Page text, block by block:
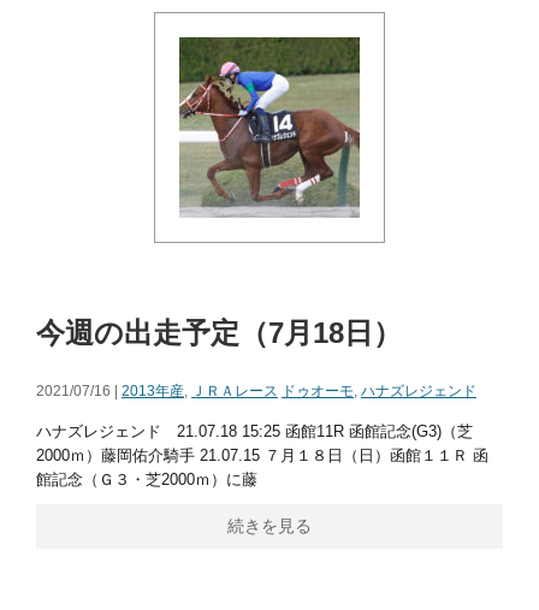
今週の出走予定（7月18日）
2021/07/16 | 2013年産, ＪＲＡレース ドゥオーモ, ハナズレジェンド
ハナズレジェンド 21.07.18 15:25 函館11R 函館記念(G3)（芝
2000ｍ）藤岡佑介騎手 21.07.15 ７月１８日（日）函館１１Ｒ 函
館記念（Ｇ３・芝2000ｍ）に藤
続きを見る